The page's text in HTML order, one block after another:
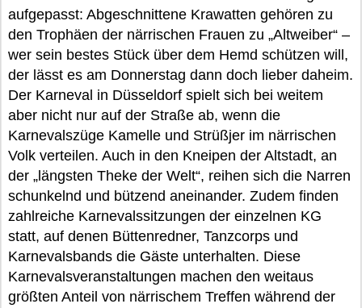
aufgepasst: Abgeschnittene Krawatten gehören zu
den Trophäen der närrischen Frauen zu „Altweiber“ –
wer sein bestes Stück über dem Hemd schützen will,
der lässt es am Donnerstag dann doch lieber daheim.
Der Karneval in Düsseldorf spielt sich bei weitem
aber nicht nur auf der Straße ab, wenn die
Karnevalszüge Kamelle und Strüßjer im närrischen
Volk verteilen. Auch in den Kneipen der Altstadt, an
der „längsten Theke der Welt“, reihen sich die Narren
schunkelnd und bützend aneinander. Zudem finden
zahlreiche Karnevalssitzungen der einzelnen KG
statt, auf denen Büttenredner, Tanzcorps und
Karnevalsbands die Gäste unterhalten. Diese
Karnevalsveranstaltungen machen den weitaus
größten Anteil von närrischem Treffen während der